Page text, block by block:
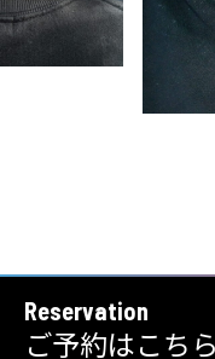
Reservation
ご予約はこちら